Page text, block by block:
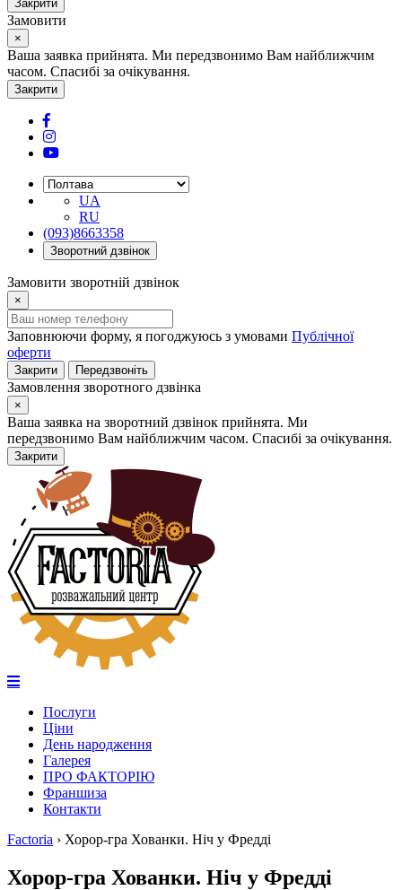
Закрити
Замовити
×
Ваша заявка прийнята. Ми передзвонимо Вам найближчим
часом. Спасибі за очікування.
Закрити
UA
RU
(093)8663358
Зворотний дзвінок
Замовити зворотній дзвінок
×
Заповнюючи форму, я погоджуюсь з умовами Публічної
оферти
Закрити Передзвоніть
Замовлення зворотного дзвінка
×
Ваша заявка на зворотний дзвінок прийнята. Ми
передзвонимо Вам найближчим часом. Спасибі за очікування.
Закрити
Послуги
Ціни
День народження
Галерея
ПРО ФАКТОРІЮ
Франшиза
Контакти
Factoria › Хорор-гра Хованки. Ніч у Фредді
Хорор-гра Хованки. Ніч у Фредді